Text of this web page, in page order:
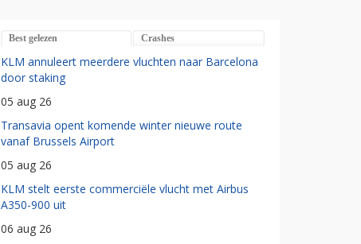
Best gelezen Crashes
KLM annuleert meerdere vluchten naar Barcelona
door staking
05 aug 26
Transavia opent komende winter nieuwe route
vanaf Brussels Airport
05 aug 26
KLM stelt eerste commerciële vlucht met Airbus
A350-900 uit
06 aug 26